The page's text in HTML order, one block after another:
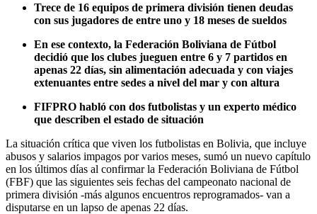
Trece de 16 equipos de primera división tienen deudas
con sus jugadores de entre uno y 18 meses de sueldos
En ese contexto, la Federación Boliviana de Fútbol
decidió que los clubes jueguen entre 6 y 7 partidos en
apenas 22 días, sin alimentación adecuada y con viajes
extenuantes entre sedes a nivel del mar y con altura
FIFPRO habló con dos futbolistas y un experto médico
que describen el estado de situación
La situación crítica que viven los futbolistas en Bolivia, que incluye
abusos y salarios impagos por varios meses, sumó un nuevo capítulo
en los últimos días al confirmar la Federación Boliviana de Fútbol
(FBF) que las siguientes seis fechas del campeonato nacional de
primera división -más algunos encuentros reprogramados- van a
disputarse en un lapso de apenas 22 días.